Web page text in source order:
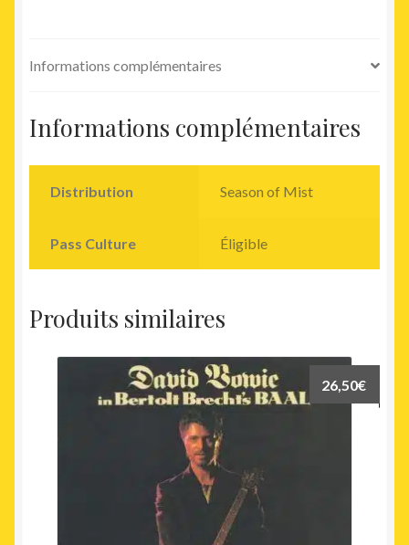
Informations complémentaires
Informations complémentaires
Distribution Season of Mist
Pass Culture Éligible
Produits similaires
26,50€